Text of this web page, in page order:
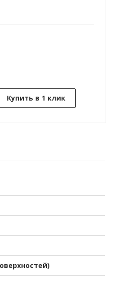
Купить в 1 клик